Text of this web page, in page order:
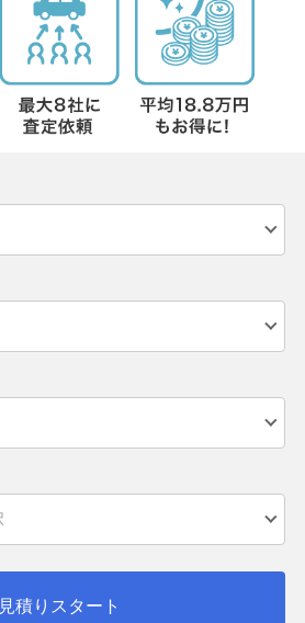
見積りスタート